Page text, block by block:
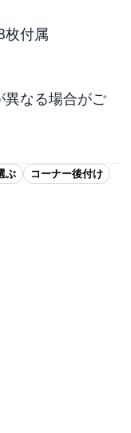
枚付属
異なる場合がご
ぶ
コーナー後付け